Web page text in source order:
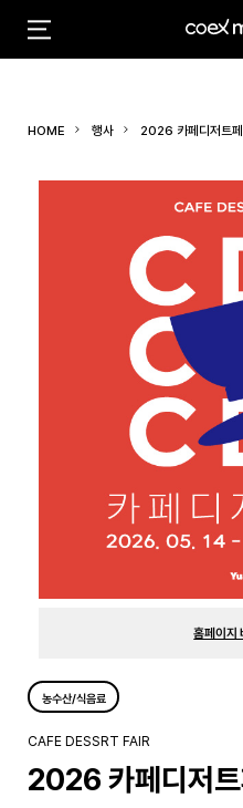
HOME 행사 2026 카페디저트
홈페이지
농수산/식음료
CAFE DESSRT FAIR
2026 카페디저트